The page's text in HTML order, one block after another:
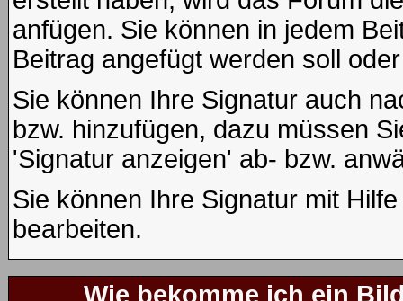
anfügen. Sie können in jedem
Beitrag angefügt werden soll
Sie können Ihre Signatur auch
bzw. hinzufügen, dazu müssen
'Signatur anzeigen' ab- bzw.
Sie können Ihre Signatur mit
bearbeiten.
Wie bekomme ich ein